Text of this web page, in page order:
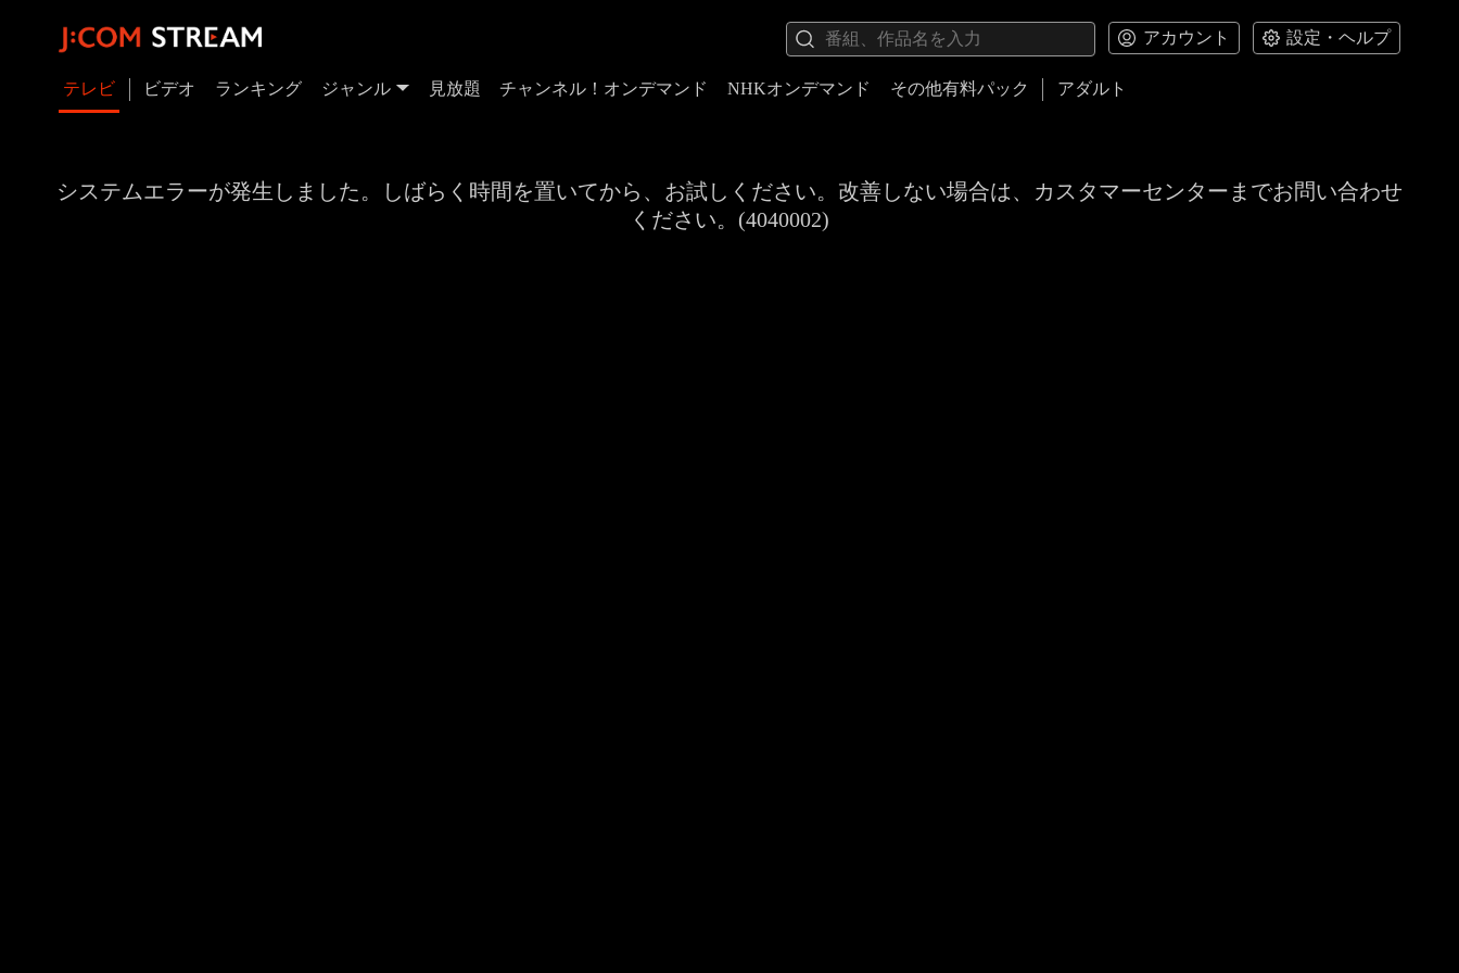
アカウント 設定・ヘルプ
テレビ ビデオ ランキング ジャンル 見放題 チャンネル！オンデマンド NHKオンデマンド その他有料パック アダルト
システムエラーが発生しました。しばらく時間を置いてから、お試しください。改善しない場合は、カスタマーセンターまでお問い合わせ
ください。(4040002)